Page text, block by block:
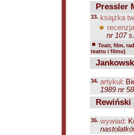
Pressler
33. książka
nr 107
Teatr, film,
teatru i filmu)
34. artykuł:
1989 nr
Rewiński
35. wywiad: